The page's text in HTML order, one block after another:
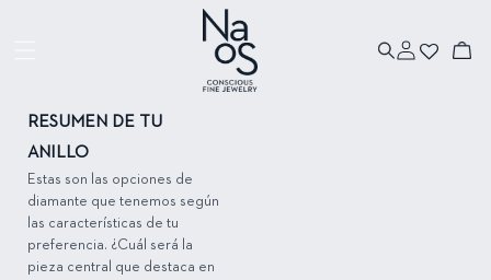
sesión
Carrito
RESUMEN DE TU
ANILLO
Estas son las opciones de
diamante que tenemos según
las características de tu
preferencia. ¿Cuál será la
pieza central que destaca en